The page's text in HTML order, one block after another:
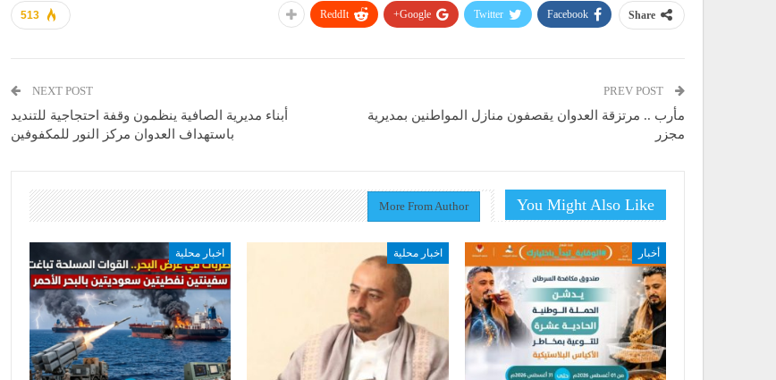
513 Share
Facebook
Twitter
Google+
ReddIt
مأرب .. مرتزقة العدوان يقصفون منازل المواطنين بمديرية
مجزر
NEXT POST
أبناء مديرية الصافية ينظمون وقفة احتجاجية للتنديد
باستهداف العدوان مركز النور للمكفوفين
You Might Also Like
More From Author
أخبار اخبار محلية اخبار محلية